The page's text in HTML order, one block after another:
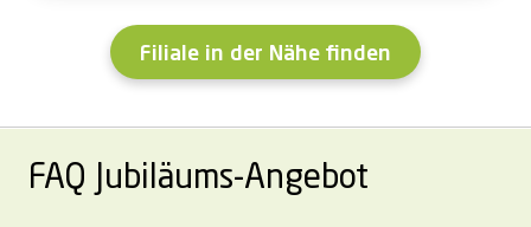
Filiale in der Nähe finden
FAQ Jubiläums-Angebot